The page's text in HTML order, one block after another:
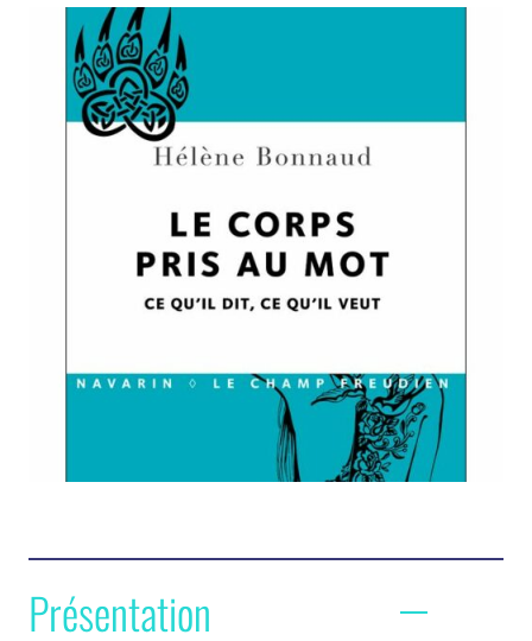
Présentation